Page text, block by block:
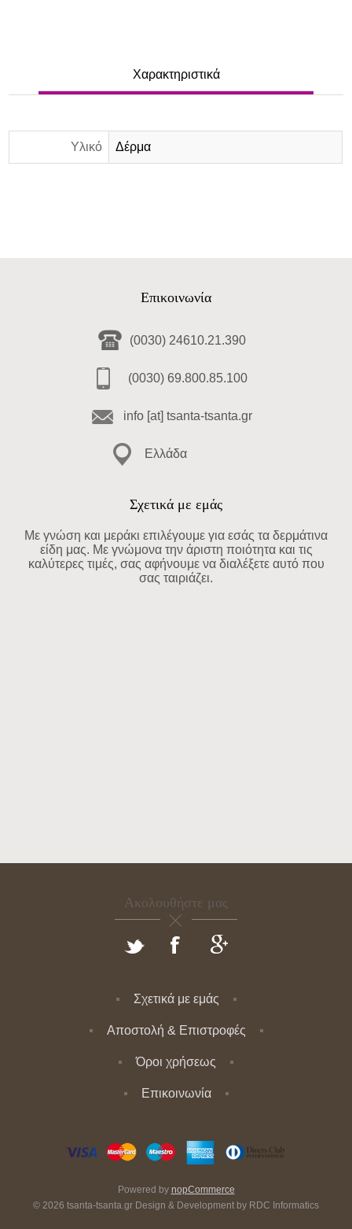
Χαρακτηριστικά
Υλικό Δέρμα
Επικοινωνία
(0030) 24610.21.390
(0030) 69.800.85.100
info [at] tsanta-tsanta.gr
Ελλάδα
Σχετικά με εμάς
Με γνώση και μεράκι επιλέγουμε για εσάς τα δερμάτινα
είδη μας. Με γνώμονα την άριστη ποιότητα και τις
καλύτερες τιμές, σας αφήνουμε να διαλέξετε αυτό που
σας ταιριάζει.
Ακολουθήστε μας
Σχετικά με εμάς
Αποστολή & Επιστροφές
Όροι χρήσεως
Επικοινωνία
Powered by nopCommerce
© 2026 tsanta-tsanta.gr Design & Development by RDC Informatics